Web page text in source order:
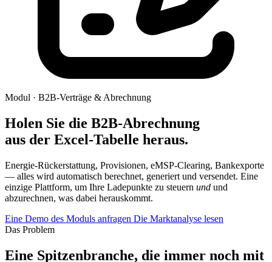
Modul · B2B-Verträge & Abrechnung
Holen Sie die B2B-Abrechnung
aus der Excel-Tabelle heraus.
Energie-Rückerstattung, Provisionen, eMSP-Clearing, Bankexporte
— alles wird automatisch berechnet, generiert und versendet. Eine
einzige Plattform, um Ihre Ladepunkte zu steuern und und
abzurechnen, was dabei herauskommt.
Eine Demo des Moduls anfragen Die Marktanalyse lesen
Das Problem
Eine Spitzenbranche, die immer noch mit